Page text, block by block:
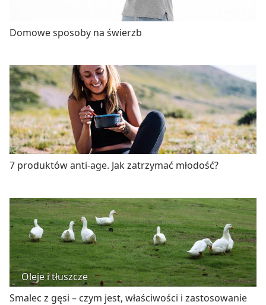
Domowe sposoby na świerzb
7 produktów anti-age. Jak zatrzymać młodość?
Oleje i tłuszcze
Smalec z gęsi – czym jest, właściwości i zastosowanie